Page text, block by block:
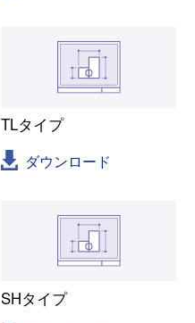
TLタイプ
ダウンロード
SHタイプ